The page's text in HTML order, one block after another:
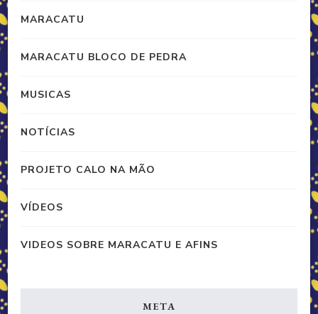
MARACATU
MARACATU BLOCO DE PEDRA
MUSICAS
NOTÍCIAS
PROJETO CALO NA MÃO
VÍDEOS
VIDEOS SOBRE MARACATU E AFINS
META